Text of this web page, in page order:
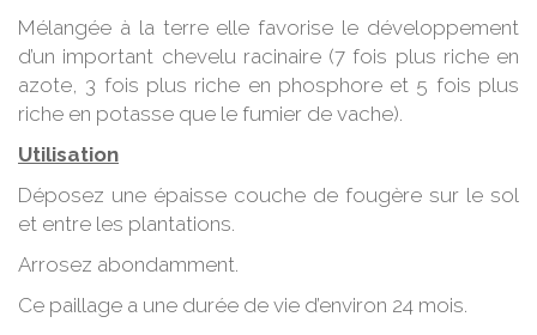
Mélangée à la terre elle favorise le développement
d’un important chevelu racinaire (7 fois plus riche en
azote, 3 fois plus riche en phosphore et 5 fois plus
riche en potasse que le fumier de vache).
Utilisation
Déposez une épaisse couche de fougère sur le sol
et entre les plantations.
Arrosez abondamment.
Ce paillage a une durée de vie d’environ 24 mois.